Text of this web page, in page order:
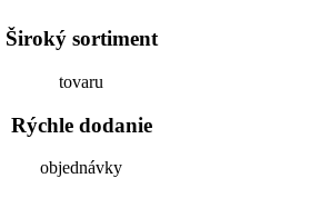
Široký sortiment
tovaru
Rýchle dodanie
objednávky